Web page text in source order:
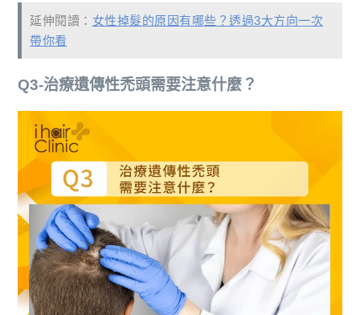
延伸閱讀： 女性掉髮的原因有哪些？透過3大方向一次
帶你看
Q3-治療遺傳性禿頭需要注意什麼？